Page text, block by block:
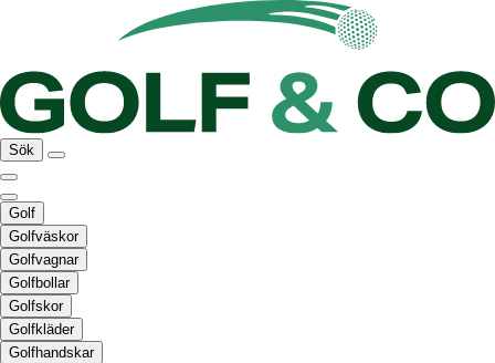
Sök
Golf
Golfväskor
Golfvagnar
Golfbollar
Golfskor
Golfkläder
Golfhandskar